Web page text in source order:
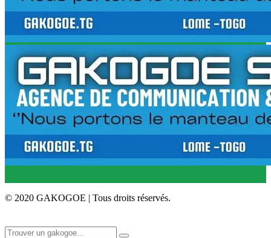
© 2020 GAKOGOE | Tous droits réservés.